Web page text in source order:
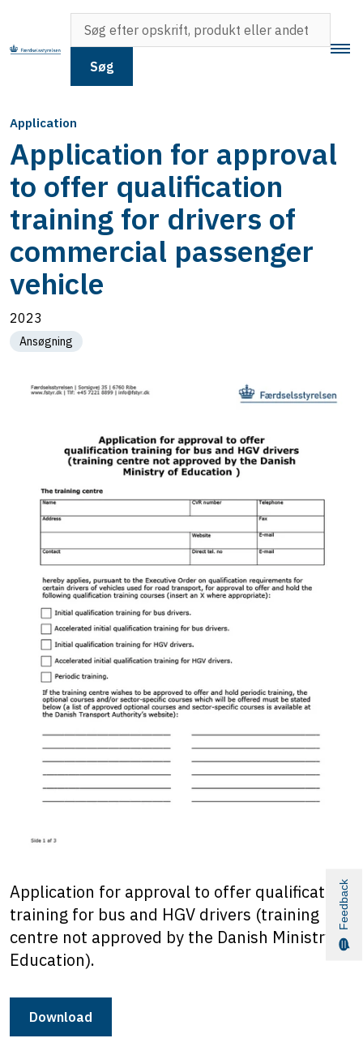
Søg
Application
Application for approval
to offer qualification
training for drivers of
commercial passenger
vehicle
2023
Ansøgning
Application for approval to offer qualification
training for bus and HGV drivers (training
centre not approved by the Danish Ministry of
Education).
Download
Feedback